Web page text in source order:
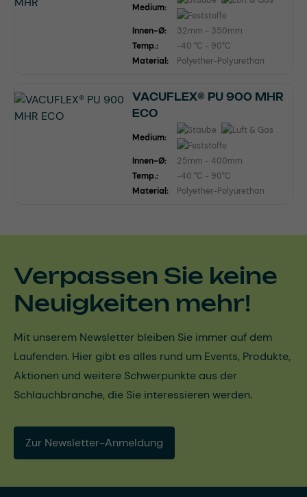
Medium:
Innen-Ø:
32mm - 350mm
Temp.:
-40 °C - 90°C
Material:
Polyether-Polyurethan
VACUFLEX® PU 900 MHR
ECO
Medium:
Innen-Ø:
25mm - 400mm
Temp.:
-40 °C - 90°C
Material:
Polyether-Polyurethan
Verpassen Sie keine
Neuigkeiten mehr!
Mit unserem Newsletter bleiben Sie immer auf dem
Laufenden. Hier gibt es alles rund um Events, Produkte,
Aktionen und weitere Schwerpunkte aus der
Schlauchbranche, die Sie interessieren werden.
Zur Newsletter-Anmeldung